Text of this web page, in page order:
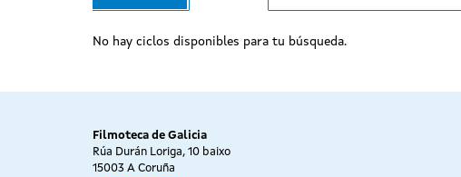
No hay ciclos disponibles para tu búsqueda.
Filmoteca de Galicia
Rúa Durán Loriga, 10 baixo
15003 A Coruña